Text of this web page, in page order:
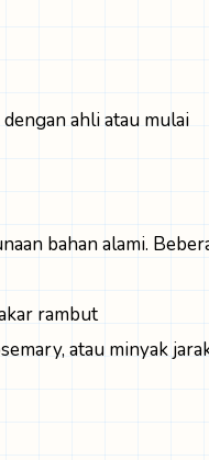
ahli atau mulai
bahan alami.
rambut
atau minyak